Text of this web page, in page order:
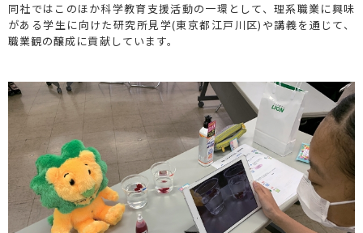
同社ではこのほか科学教育支援活動の一環として、理系職業に興味
がある学生に向けた研究所見学(東京都江戸川区)や講義を通じて、
職業観の醸成に貢献しています。